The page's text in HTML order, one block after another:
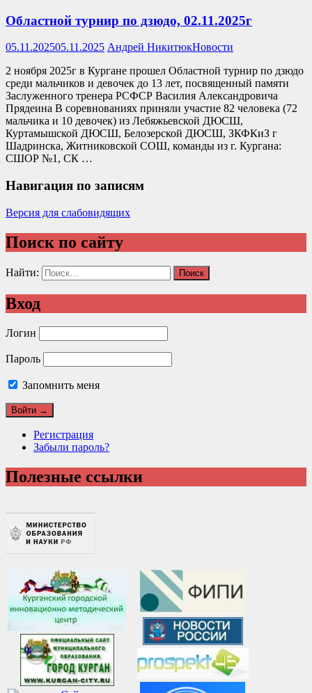
Областной турнир по дзюдо, 02.11.2025г
05.11.202505.11.2025 Андрей НикитюкНовости
2 ноября 2025г в Кургане прошел Областной турнир по дзюдо
среди мальчиков и девочек до 13 лет, посвященный памяти
Заслуженного тренера РСФСР Василия Александровича
Прядеина В соревнованиях приняли участие 82 человека (72
мальчика и 10 девочек) из Лебяжьевской ДЮСШ,
Куртамышской ДЮСШ, Белозерской ДЮСШ, ЗКФКиЗ г
Шадринска, Житниковской СОШ, команды из г. Кургана:
СШОР №1, СК …
Навигация по записям
Версия для слабовидящих
Поиск по сайту
Найти:
Вход
Логин
Пароль
Запомнить меня
Регистрация
Забыли пароль?
Полезные ссылки